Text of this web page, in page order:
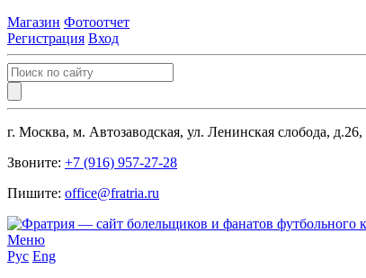
Магазин Фотоотчет
Регистрация Вход
г. Москва, м. Автозаводская, ул. Ленинская слобода,
Звоните: +7 (916) 957-27-28
Пишите: office@fratria.ru
Меню
Рус Eng